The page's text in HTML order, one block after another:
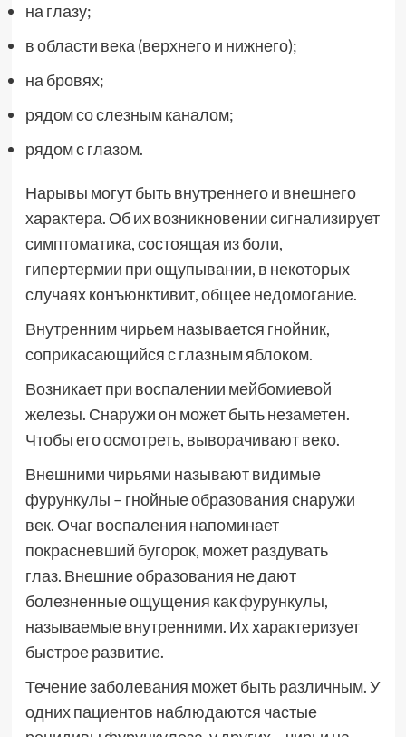
на глазу;
в области века (верхнего и нижнего);
на бровях;
рядом со слезным каналом;
рядом с глазом.
Нарывы могут быть внутреннего и внешнего
характера. Об их возникновении сигнализирует
симптоматика, состоящая из боли,
гипертермии при ощупывании, в некоторых
случаях конъюнктивит, общее недомогание.
Внутренним чирьем называется гнойник,
соприкасающийся с глазным яблоком.
Возникает при воспалении мейбомиевой
железы. Снаружи он может быть незаметен.
Чтобы его осмотреть, выворачивают веко.
Внешними чирьями называют видимые
фурункулы – гнойные образования снаружи
век. Очаг воспаления напоминает
покрасневший бугорок, может раздувать
глаз. Внешние образования не дают
болезненные ощущения как фурункулы,
называемые внутренними. Их характеризует
быстрое развитие.
Течение заболевания может быть различным. У
одних пациентов наблюдаются частые